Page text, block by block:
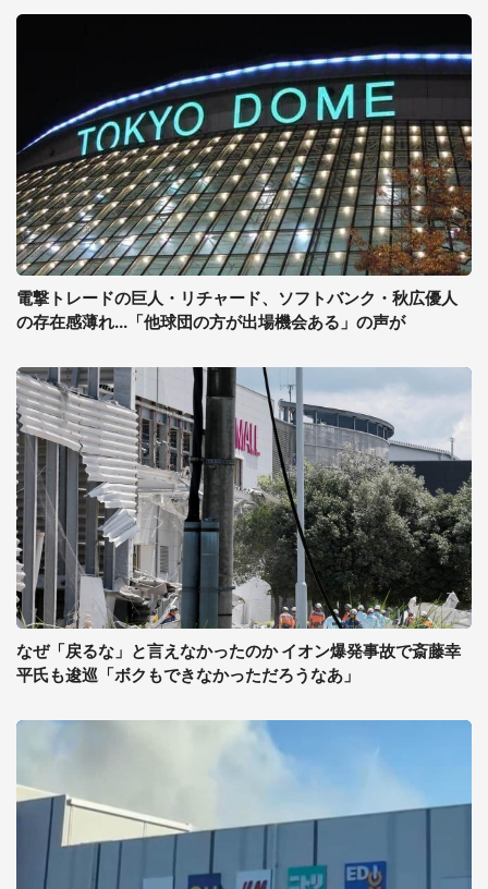
電撃トレードの巨人・リチャード、ソフトバンク・秋広優人
の存在感薄れ...「他球団の方が出場機会ある」の声が
なぜ「戻るな」と言えなかったのか イオン爆発事故で斎藤幸
平氏も逡巡「ボクもできなかっただろうなあ」